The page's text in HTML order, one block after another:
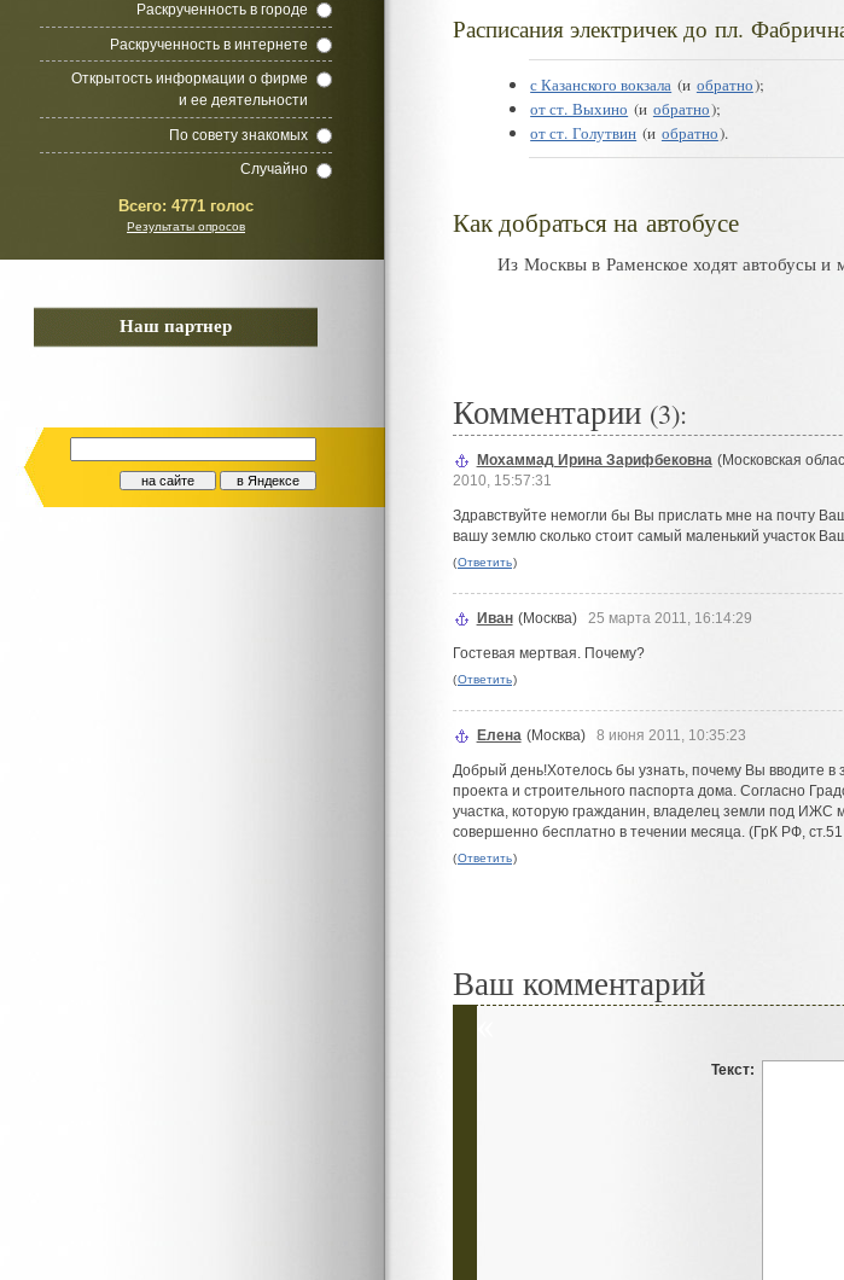
Раскрученность в городе
Раскрученность в интернете
Открытость информации о фирме
и ее деятельности
По совету знакомых
Случайно
Всего: 4771 голос
Результаты опросов
Наш партнер
Расписания электричек до пл.
с Казанского вокзала (и обратно);
от ст. Выхино (и обратно);
от ст. Голутвин (и обратно).
Как добраться на автобусе
Из Москвы в Раменское ходят автобусы
Комментарии (3):
#Мохаммад Ирина Зарифбековна (Московская
2010, 15:57:31
Здравствуйте немогли бы Вы прислать мне на почту
вашу землю сколько стоит самый маленький участок
(Ответить)
#Иван (Москва) 25 марта 2011, 16:14:29
Гостевая мертвая. Почему?
(Ответить)
#Елена (Москва) 8 июня 2011, 10:35:23
Добрый день!Хотелось бы узнать, почему Вы вводите
проекта и строительного паспорта дома. Согласно
участка, которую гражданин, владелец земли под
совершенно бесплатно в течении месяца. (ГрК РФ,
(Ответить)
Ваш комментарий
Текст: